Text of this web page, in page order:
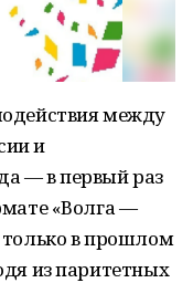
между
и
— в первый раз
«Волга —
только в прошлом
из паритетных